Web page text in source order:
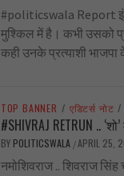
#politicswala Report
मुश्किल में है। कभी उसको
कही उनके प्रत्याशी भाजपा
TOP BANNER / एडिटर्स नोट /
#SHIVRAJ RETRUN ..
BY POLITICSWALA /APRIL 25,
नमोशिवराज .. शिवराज सिंह